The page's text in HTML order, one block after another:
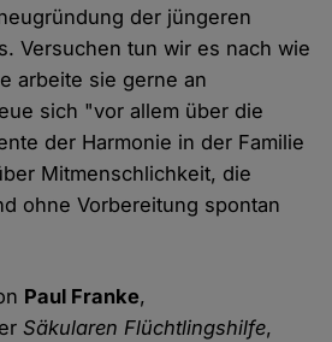
der jüngeren
Versuchen tun wir es nach wie
arbeite sie gerne an
sich "vor allem über die
der Harmonie in der Familie
Mitmenschlichkeit, die
ohne Vorbereitung spontan
Paul Franke,
Säkularen Flüchtlingshilfe,